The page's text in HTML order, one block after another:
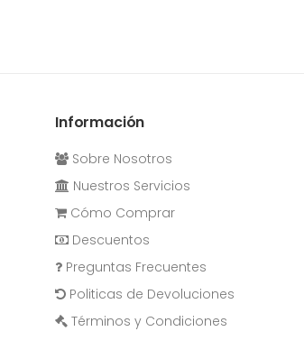
Información
Sobre Nosotros
Nuestros Servicios
Cómo Comprar
Descuentos
Preguntas Frecuentes
Politicas de Devoluciones
Términos y Condiciones